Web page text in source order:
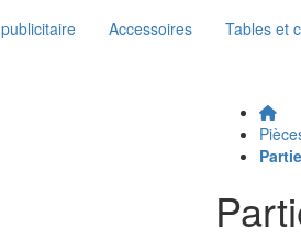
Accessoires Tables et